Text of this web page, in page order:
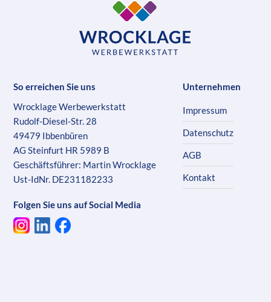
So erreichen Sie uns
Wrocklage Werbewerkstatt
Rudolf-Diesel-Str. 28
49479 Ibbenbüren
AG Steinfurt HR 5989 B
Geschäftsführer: Martin Wrocklage
Ust-IdNr. DE231182233
Folgen Sie uns auf Social Media
Unternehmen
Impressum
Datenschutz
AGB
Kontakt